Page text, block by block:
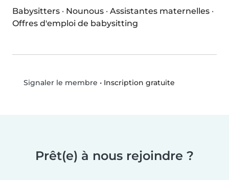
Babysitters · Nounous · Assistantes maternelles ·
Offres d'emploi de babysitting
Signaler le membre • Inscription gratuite
Prêt(e) à nous rejoindre ?